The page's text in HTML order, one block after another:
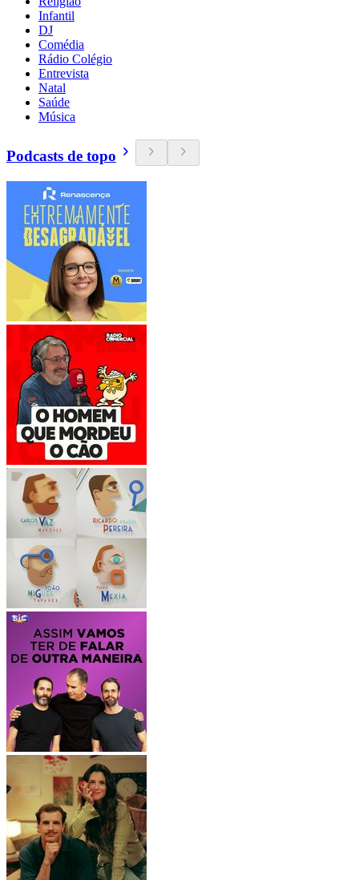
Infantil
DJ
Comédia
Rádio Colégio
Entrevista
Natal
Saúde
Música
Podcasts de topo